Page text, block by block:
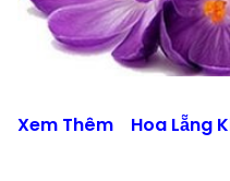
Xem Thêm Hoa Lẵng